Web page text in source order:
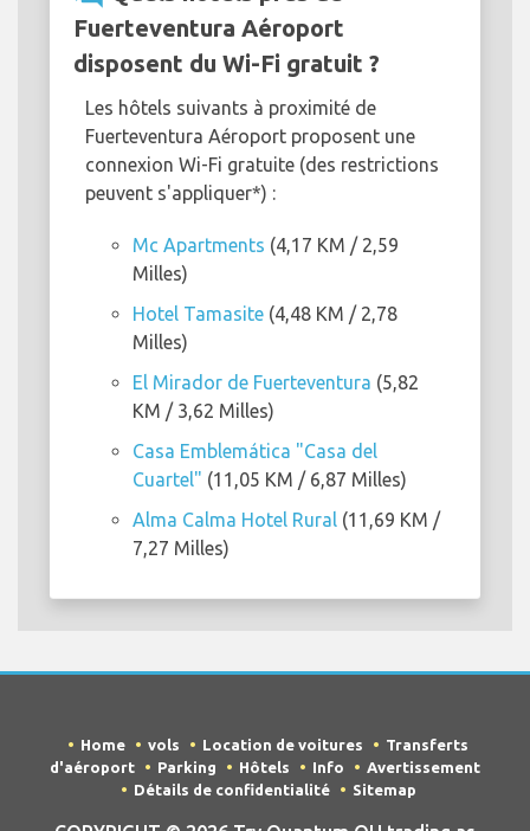
Fuerteventura Aéroport
disposent du Wi-Fi gratuit ?
Les hôtels suivants à proximité de
Fuerteventura Aéroport proposent une
connexion Wi-Fi gratuite (des restrictions
peuvent s'appliquer*) :
Mc Apartments (4,17 KM / 2,59
Milles)
Hotel Tamasite (4,48 KM / 2,78
Milles)
El Mirador de Fuerteventura (5,82
KM / 3,62 Milles)
Casa Emblemática "Casa del
Cuartel" (11,05 KM / 6,87 Milles)
Alma Calma Hotel Rural (11,69 KM /
7,27 Milles)
Home vols Location de voitures
Transferts
d'aéroport
Parking Hôtels Info
Avertissement
Détails de confidentialité
Sitemap